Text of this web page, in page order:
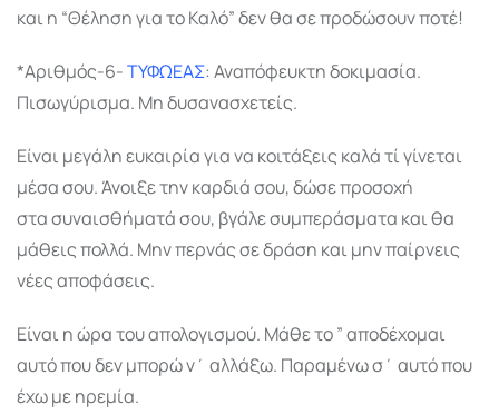
και η “Θέληση για το Καλό” δεν θα σε προδώσουν ποτέ!
*Αριθμός-6-ΤΥΦΩΕΑΣ: Αναπόφευκτη δοκιμασία.
Πισωγύρισμα. Μη δυσανασχετείς.
Είναι μεγάλη ευκαιρία για να κοιτάξεις καλά τί γίνεται
μέσα σου. Άνοιξε την καρδιά σου, δώσε προσοχή
στα συναισθήματά σου, βγάλε συμπεράσματα και θα
μάθεις πολλά. Μην περνάς σε δράση και μην παίρνεις
νέες αποφάσεις.
Είναι η ώρα του απολογισμού. Μάθε το ” αποδέχομαι
αυτό που δεν μπορώ ν΄ αλλάξω. Παραμένω σ΄ αυτό που
έχω με ηρεμία.